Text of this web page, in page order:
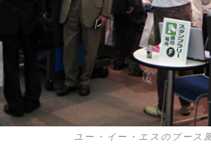
ユー・イー・エスのブース